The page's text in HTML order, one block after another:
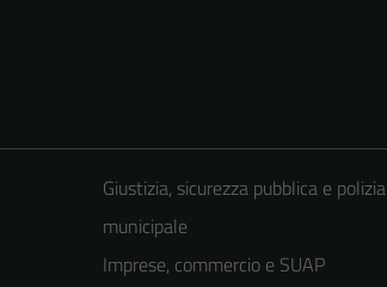
Giustizia, sicurezza pubblica e polizia
municipale
Imprese, commercio e SUAP